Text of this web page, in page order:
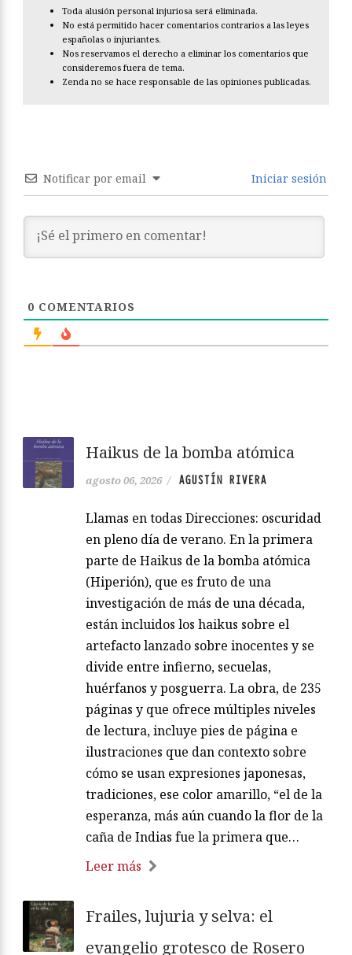
Toda alusión personal injuriosa será eliminada.
No está permitido hacer comentarios contrarios a las leyes
españolas o injuriantes.
Nos reservamos el derecho a eliminar los comentarios que
consideremos fuera de tema.
Zenda no se hace responsable de las opiniones publicadas.
Notificar por email Iniciar sesión
0 COMENTARIOS
Haikus de la bomba atómica
agosto 06, 2026 / AGUSTÍN RIVERA
Llamas en todas Direcciones: oscuridad
en pleno día de verano. En la primera
parte de Haikus de la bomba atómica
(Hiperión), que es fruto de una
investigación de más de una década,
están incluidos los haikus sobre el
artefacto lanzado sobre inocentes y se
divide entre infierno, secuelas,
huérfanos y posguerra. La obra, de 235
páginas y que ofrece múltiples niveles
de lectura, incluye pies de página e
ilustraciones que dan contexto sobre
cómo se usan expresiones japonesas,
tradiciones, ese color amarillo, “el de la
esperanza, más aún cuando la flor de la
caña de Indias fue la primera que…
Leer más
Frailes, lujuria y selva: el
evangelio grotesco de Rosero